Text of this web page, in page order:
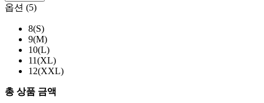
옵션 (5)
8(S)
9(M)
10(L)
11(XL)
12(XXL)
총 상품 금액